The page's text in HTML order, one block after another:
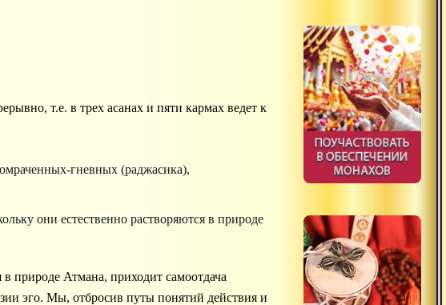
т.е. в трех асанах и пяти кармах ведет к
гневных (раджасика),
они естественно растворяются в природе
в природе Атмана, приходит самоотдача
эго. Мы, отбросив путы понятий действия и